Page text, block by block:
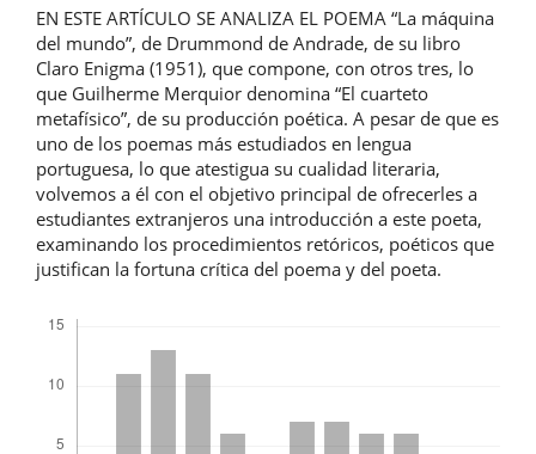
EN ESTE ARTÍCULO SE ANALIZA EL POEMA “La máquina
del mundo”, de Drummond de Andrade, de su libro
Claro Enigma (1951), que compone, con otros tres, lo
que Guilherme Merquior denomina “El cuarteto
metafísico”, de su producción poética. A pesar de que es
uno de los poemas más estudiados en lengua
portuguesa, lo que atestigua su cualidad literaria,
volvemos a él con el objetivo principal de ofrecerles a
estudiantes extranjeros una introducción a este poeta,
examinando los procedimientos retóricos, poéticos que
justifican la fortuna crítica del poema y del poeta.